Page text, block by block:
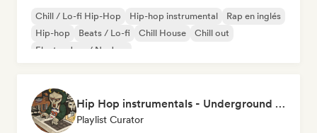
Chill / Lo-fi Hip-Hop Hip-hop instrumental
Rap en inglés
Hip-hop
Beats / Lo-fi Chill House
Chill out
Electro Jazz / Nu Jazz
Hip Hop instrumentals - Underground boombap & Lo Fi Hip Hop (by Snaap)
Playlist Curator